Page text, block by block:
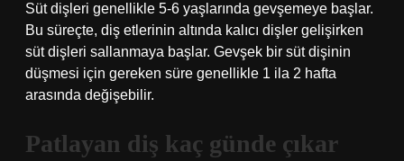
Süt dişleri genellikle 5-6 yaşlarında gevşemeye başlar.
Bu süreçte, diş etlerinin altında kalıcı dişler gelişirken
süt dişleri sallanmaya başlar. Gevşek bir süt dişinin
düşmesi için gereken süre genellikle 1 ila 2 hafta
arasında değişebilir.
Patlayan diş kaç günde çıkar